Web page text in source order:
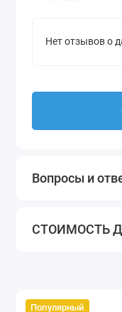
Нет отзывов о
Вопросы и
СТОИМОСТЬ
Популярный